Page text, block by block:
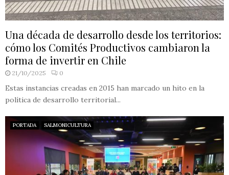
Una década de desarrollo desde los territorios:
cómo los Comités Productivos cambiaron la
forma de invertir en Chile
21/10/2025 0
Estas instancias creadas en 2015 han marcado un hito en la
política de desarrollo territorial...
PORTADA SALMONICULTURA